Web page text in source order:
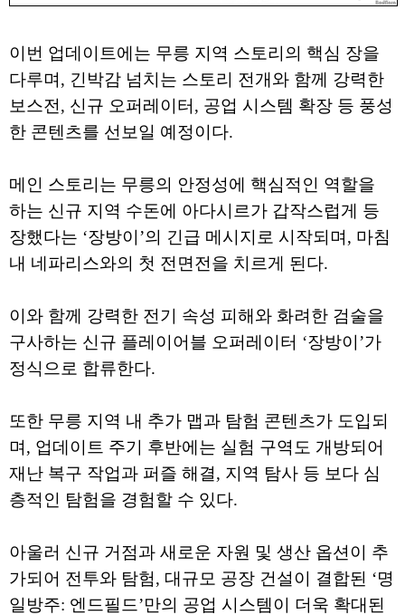
이번 업데이트에는 무릉 지역 스토리의 핵심 장을
다루며, 긴박감 넘치는 스토리 전개와 함께 강력한
보스전, 신규 오퍼레이터, 공업 시스템 확장 등 풍성
한 콘텐츠를 선보일 예정이다.
메인 스토리는 무릉의 안정성에 핵심적인 역할을
하는 신규 지역 수돈에 아다시르가 갑작스럽게 등
장했다는 ‘장방이’의 긴급 메시지로 시작되며, 마침
내 네파리스와의 첫 전면전을 치르게 된다.
이와 함께 강력한 전기 속성 피해와 화려한 검술을
구사하는 신규 플레이어블 오퍼레이터 ‘장방이’가
정식으로 합류한다.
또한 무릉 지역 내 추가 맵과 탐험 콘텐츠가 도입되
며, 업데이트 주기 후반에는 실험 구역도 개방되어
재난 복구 작업과 퍼즐 해결, 지역 탐사 등 보다 심
층적인 탐험을 경험할 수 있다.
아울러 신규 거점과 새로운 자원 및 생산 옵션이 추
가되어 전투와 탐험, 대규모 공장 건설이 결합된 ‘명
일방주: 엔드필드’만의 공업 시스템이 더욱 확대된